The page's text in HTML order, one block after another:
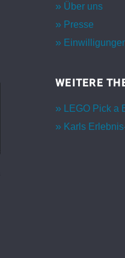
Über uns
Presse
WEITERE
LEGO Pick a
Karls